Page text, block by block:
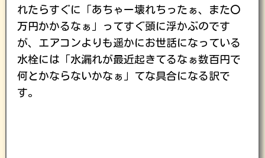
れたらすぐに「あちゃー壊れちったぁ、また〇
万円かかるなぁ」ってすぐ頭に浮かぶのです
が、エアコンよりも遥かにお世話になっている
水栓には「水漏れが最近起きてるなぁ数百円で
何とかならないかなぁ」てな具合になる訳で
す。